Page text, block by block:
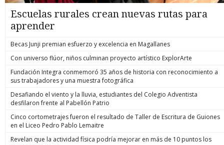
Escuelas rurales crean nuevas rutas para
aprender
Becas Junji premian esfuerzo y excelencia en Magallanes
Con universo flúor, niños culminan proyecto artístico ExplorArte
Fundación Integra conmemoró 35 años de historia con reconocimiento a
sus trabajadores y una muestra fotográfica
Desafiando el viento y la lluvia, estudiantes del Colegio Adventista
desfilaron frente al Pabellón Patrio
Cinco cortometrajes fueron el resultado de Taller de Escritura de Guiones
en el Liceo Pedro Pablo Lemaitre
Revelan que la actividad física podría mejorar en más de 10 puntos los